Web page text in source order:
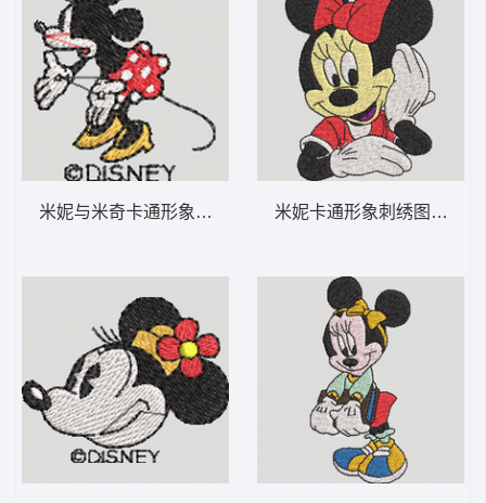
米妮与米奇卡通形象 米妮 49-DST格式米妮卡通形象刺绣图案 米